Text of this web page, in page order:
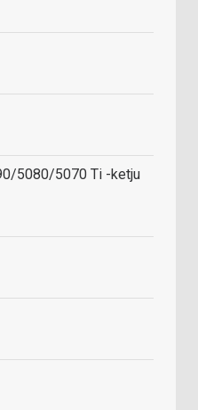
5080/5070 Ti -ketju